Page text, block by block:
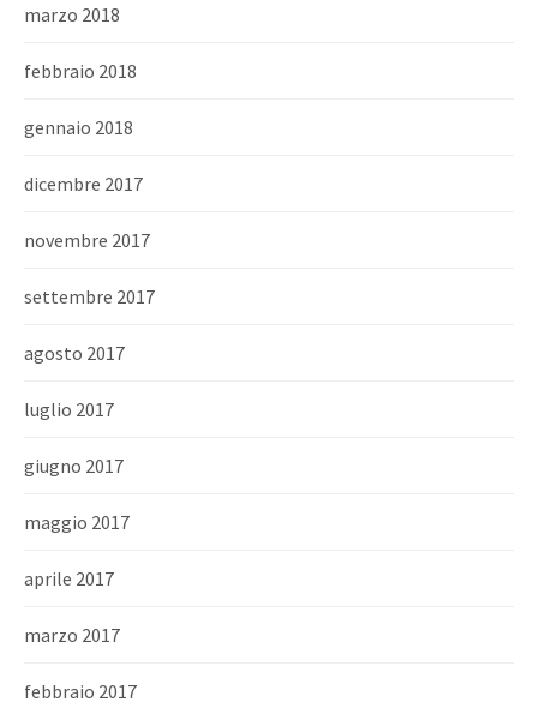
marzo 2018
febbraio 2018
gennaio 2018
dicembre 2017
novembre 2017
settembre 2017
agosto 2017
luglio 2017
giugno 2017
maggio 2017
aprile 2017
marzo 2017
febbraio 2017